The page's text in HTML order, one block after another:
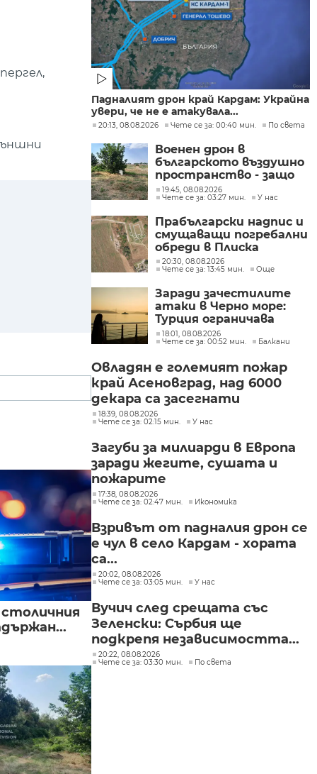
Падналият дрон край Кардам: Украйна
увери, че не е атакувала...
20:13, 08.08.2026 Чете се за: 00:40 мин. По света
Военен дрон в
българското въздушно
пространство - защо
не е бил засечен нито в
България, нито в
Румъния?
19:45, 08.08.2026
Чете се за: 03:27 мин.
У нас
Прабългарски надпис и
смущаващи погребални
обреди в Плиска
20:30, 08.08.2026
Чете се за: 13:45 мин.
Още
Заради зачестилите
атаки в Черно море:
Турция ограничава
движението на
търговските кораби
18:01, 08.08.2026
Чете се за: 00:52 мин.
Балкани
Овладян е големият пожар
край Асеновград, над 6000
декара са засегнати
18:39, 08.08.2026
Чете се за: 02:15 мин.
У нас
Загуби за милиарди в Европа
заради жегите, сушата и
пожарите
17:38, 08.08.2026
Чете се за: 02:47 мин.
Икономика
Взривът от падналия дрон се
е чул в село Кардам - хората
са...
20:02, 08.08.2026
Чете се за: 03:05 мин.
У нас
Вучич след срещата със
Зеленски: Сърбия ще
подкрепя независимостта...
20:22, 08.08.2026
Чете се за: 03:30 мин.
По света